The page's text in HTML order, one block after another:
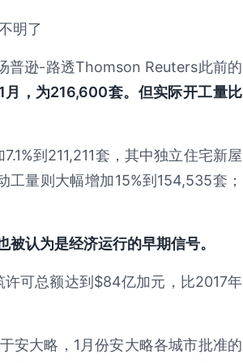
普逊-路透Thomson Reuters此前的
月，为216,600套。但实际开工量比
到211,211套，其中独立住宅新屋
量则大幅增加15%到154,535套；
认为是经济运行的早期信号。
许可总额达到$84亿加元，比2017年
安大略，1月份安大略各城市批准的